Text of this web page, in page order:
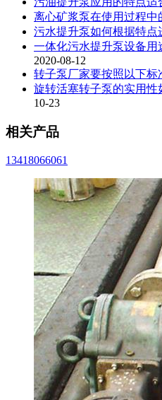
离心矿浆泵在使用过程中
污水提升泵如何根据特点
一体化污水提升泵设备用
2020-08-12
转子泵厂家要按照以下标
旋转活塞转子泵的实用性
10-23
相关产品
13418066061